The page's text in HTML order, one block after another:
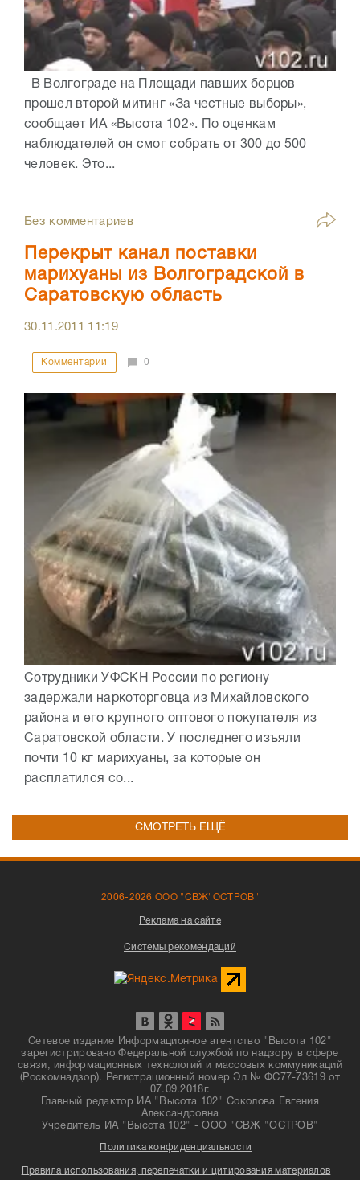
В Волгограде на Площади павших борцов
прошел второй митинг «За честные выборы»,
сообщает ИА «Высота 102». По оценкам
наблюдателей он смог собрать от 300 до 500
человек. Это...
Без комментариев
Перекрыт канал поставки
марихуаны из Волгоградской в
Саратовскую область
30.11.2011 11:19
Комментарии 0
Сотрудники УФСКН России по региону
задержали наркоторговца из Михайловского
района и его крупного оптового покупателя из
Саратовcкой области. У последнего изъяли
почти 10 кг марихуаны, за которые он
расплатился со...
СМОТРЕТЬ ЕЩЁ
2006-2026 ООО "СВЖ"ОСТРОВ"
Реклама на сайте
Системы рекомендаций
Сетевое издание Информационное агентство "Высота 102"
зарегистрировано Федеральной службой по надзору в сфере
связи, информационных технологий и массовых коммуникаций
(Роскомнадзор). Регистрационный номер Эл № ФС77-73619 от
07.09.2018г.
Главный редактор ИА "Высота 102" Соколова Евгения
Александровна
Учредитель ИА "Высота 102" - ООО "СВЖ "ОСТРОВ"
Политика конфиденциальности
Правила использования, перепечатки и цитирования материалов